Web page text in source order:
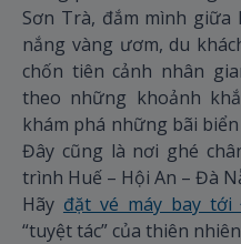
Sơn Trà, đắm mình
nắng vàng ươm, du
chốn tiên cảnh nhân
theo những khoảnh
khám phá những bãi
Đây cũng là nơi ghé
trình Huế – Hội An – Đà
Hãy đặt vé máy bay tới
“tuyệt tác” của thiên